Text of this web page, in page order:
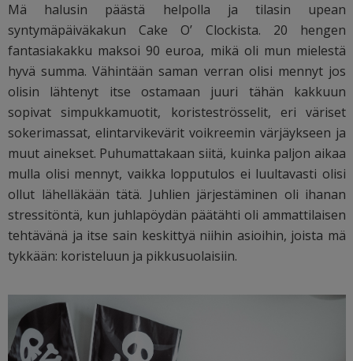
Mä halusin päästä helpolla ja tilasin upean
syntymäpäiväkakun Cake O’ Clockista. 20 hengen
fantasiakakku maksoi 90 euroa, mikä oli mun mielestä
hyvä summa. Vähintään saman verran olisi mennyt jos
olisin lähtenyt itse ostamaan juuri tähän kakkuun
sopivat simpukkamuotit, koristeströsselit, eri väriset
sokerimassat, elintarvikevärit voikreemin värjäykseen ja
muut ainekset. Puhumattakaan siitä, kuinka paljon aikaa
mulla olisi mennyt, vaikka lopputulos ei luultavasti olisi
ollut lähelläkään tätä. Juhlien järjestäminen oli ihanan
stressitöntä, kun juhlapöydän päätähti oli ammattilaisen
tehtävänä ja itse sain keskittyä niihin asioihin, joista mä
tykkään: koristeluun ja pikkusuolaisiin.